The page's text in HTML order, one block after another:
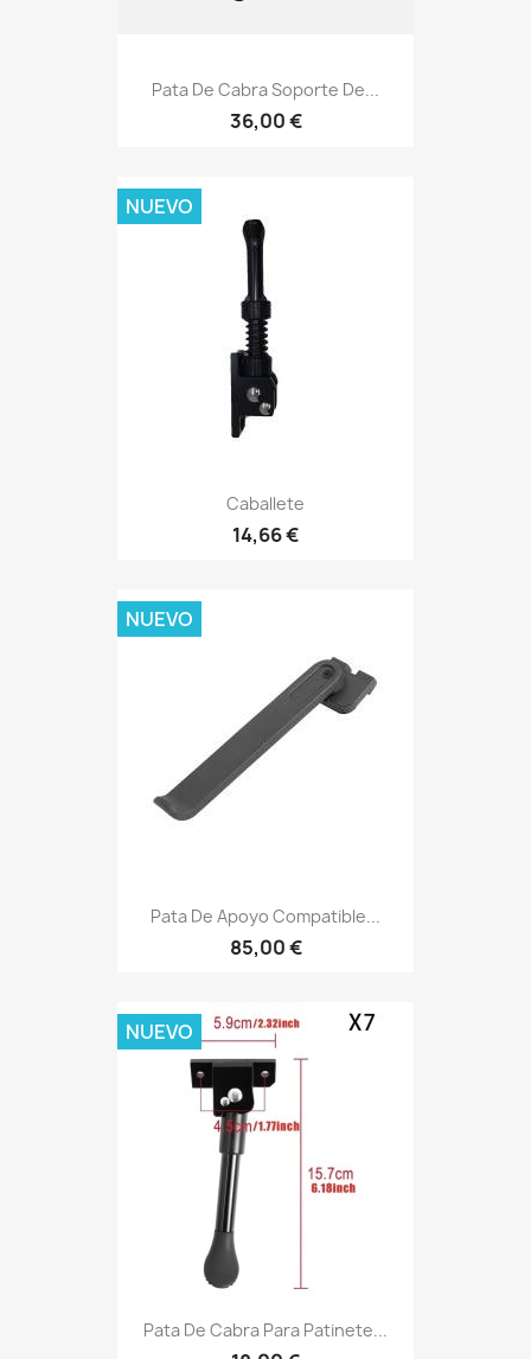
Pata De Cabra Soporte De...
36,00 €
Caballete
14,66 €
NUEVO
Pata De Apoyo Compatible...
85,00 €
NUEVO
Pata De Cabra Para Patinete...
NUEVO